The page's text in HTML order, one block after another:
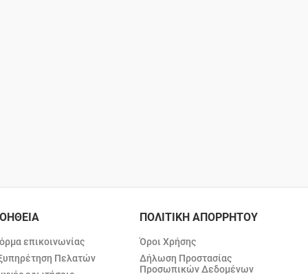
επικοινωνίας
Πελατών
ΠΟΛΙΤΙΚΗ ΑΠΟΡΡΗΤΟΥ
Όροι Χρήσης
Δήλωση Προστασίας
Προσωπικών Δεδομένων